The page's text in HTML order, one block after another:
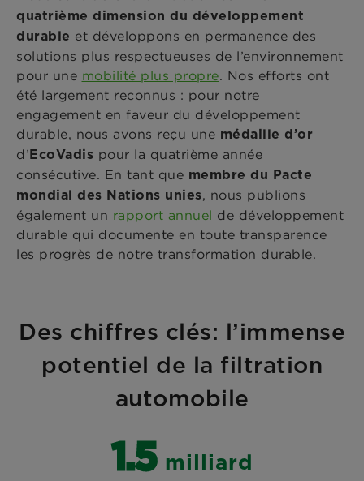
quatrième dimension du développement
durable et développons en permanence des
solutions plus respectueuses de l’environnement
pour une mobilité plus propre. Nos efforts ont
été largement reconnus : pour notre
engagement en faveur du développement
durable, nous avons reçu une médaille d’or
d’EcoVadis pour la quatrième année
consécutive. En tant que membre du Pacte
mondial des Nations unies, nous publions
également un rapport annuel de développement
durable qui documente en toute transparence
les progrès de notre transformation durable.
Des chiffres clés: l’immense
potentiel de la filtration
automobile
1.5 milliard